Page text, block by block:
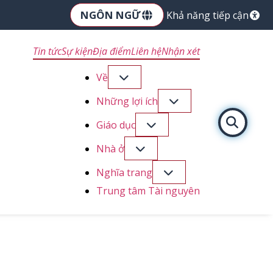
NGÔN NGỮ Khả năng tiếp cận
Tin tứcSự kiệnĐịa điểmLiên hệNhận xét
Về
Những lợi ích
Giáo dục
Nhà ở
Nghĩa trang
Trung tâm Tài nguyên